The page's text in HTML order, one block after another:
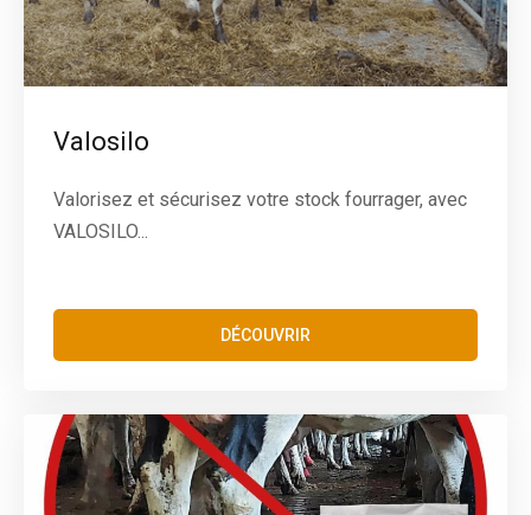
Valosilo
Valorisez et sécurisez votre stock fourrager, avec
VALOSILO...
DÉCOUVRIR